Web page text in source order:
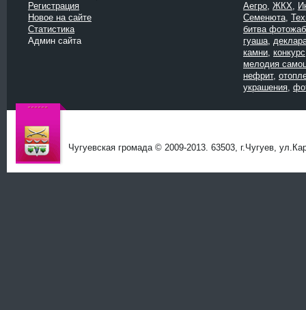
Регистрация
Новое на сайте
Статистика
Админ сайта
Аегро, ЖКХ,
Семенюта,
битва
гуаша,
камни, конкурс
мелодия
нефрит,
украшения,
Чугуев
Чугуевская громада © 2009-2013. 63503, г.Чугуев,